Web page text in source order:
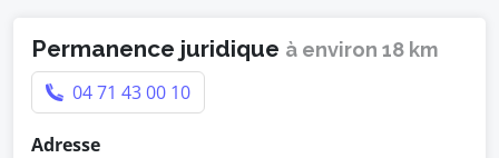
Permanence juridique à environ 18 km
04 71 43 00 10
Adresse